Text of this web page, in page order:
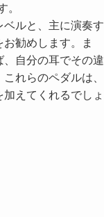
。
ルと、主に演奏す
勧めします。ま
自分の耳でその違
れらのペダルは、
えてくれるでしょ